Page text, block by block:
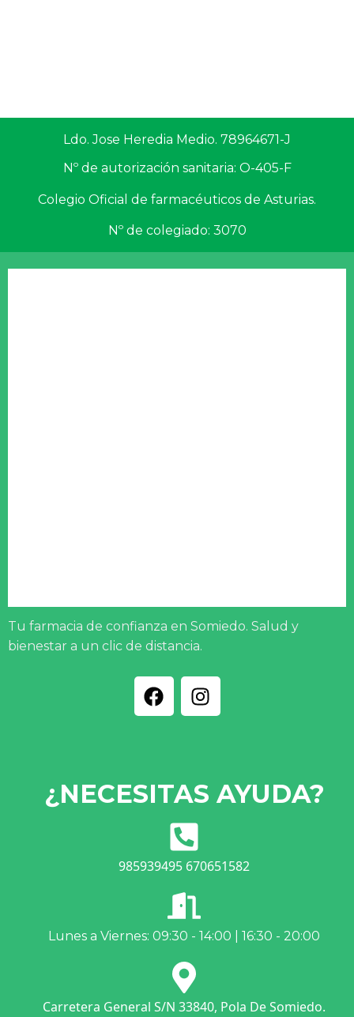
Ldo. Jose Heredia Medio. 78964671-J
Nº de autorización sanitaria: O-405-F
Colegio Oficial de farmacéuticos de Asturias.
Nº de colegiado: 3070
Tu farmacia de confianza en Somiedo. Salud y
bienestar a un clic de distancia.
¿NECESITAS AYUDA?
985939495 670651582
Lunes a Viernes: 09:30 - 14:00 | 16:30 - 20:00
Carretera General S/N 33840, Pola De Somiedo.